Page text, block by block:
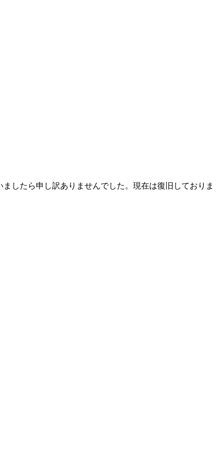
したら申し訳ありませんでした。現在は復旧しておりま